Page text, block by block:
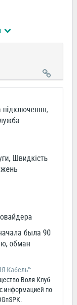
підключення,
Швидкість
была 90
обман
Кабель":
Воля Клуб
информацией по